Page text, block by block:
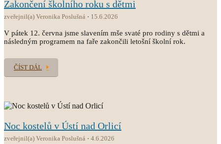
Zakončení školního roku s dětmi
zveřejnil(a) Veronika Poslušná 15.6.2026
V pátek 12. června jsme slavením mše svaté pro rodiny s dětmi a
následným programem na faře zakončili letošní školní rok.
ČÍST DÁL
Noc kostelů v Ústí nad Orlicí
zveřejnil(a) Veronika Poslušná 4.6.2026